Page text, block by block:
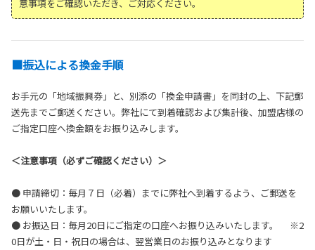
意事項をご確認いただき、ご対応ください。
■振込による換金手順
お手元の「地域振興券」と、別添の「換金申請書」を同封の上、下記郵
送先までご郵送ください。弊社にて到着確認および集計後、加盟店様の
ご指定口座へ換金額をお振り込みします。
＜注意事項（必ずご確認ください）＞
● 申請締切：毎月７日（必着）までに弊社へ到着するよう、ご郵送を
お願いいたします。
● お振込日：毎月20日にご指定の口座へお振り込みいたします。 ※2
0日が土・日・祝日の場合は、翌営業日のお振り込みとなります